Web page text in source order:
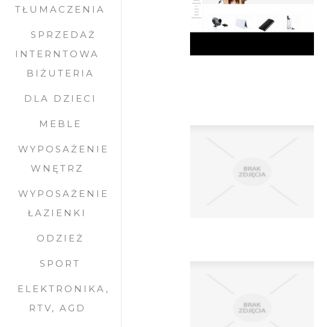
TŁUMACZENIA
SPRZEDAŻ
INTERNTOWA
BIŻUTERIA
DLA DZIECI
MEBLE
WYPOSAŻENIE
WNĘTRZ
WYPOSAŻENIE
ŁAZIENKI
ODZIEŻ
SPORT
ELEKTRONIKA,
RTV, AGD